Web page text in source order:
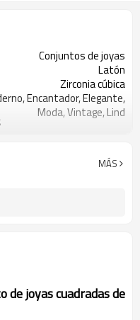
Conjuntos de joyas
Latón
Zirconia cúbica
Encantador, Elegante,
Moda, Vintage, Lind
3-7 días
MÁS
de joyas cuadradas de